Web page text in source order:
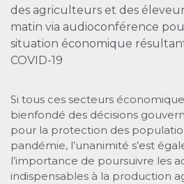
des agriculteurs et des
matin via audioconférence
situation économique
COVID-19
Si tous ces secteurs
bienfondé des décisions
pour la protection des
pandémie, l’unanimité s’est
l’importance de poursuivre les
indispensables à la production